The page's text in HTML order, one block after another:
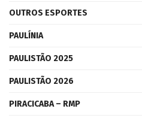
OUTROS ESPORTES
PAULÍNIA
PAULISTÃO 2025
PAULISTÃO 2026
PIRACICABA – RMP